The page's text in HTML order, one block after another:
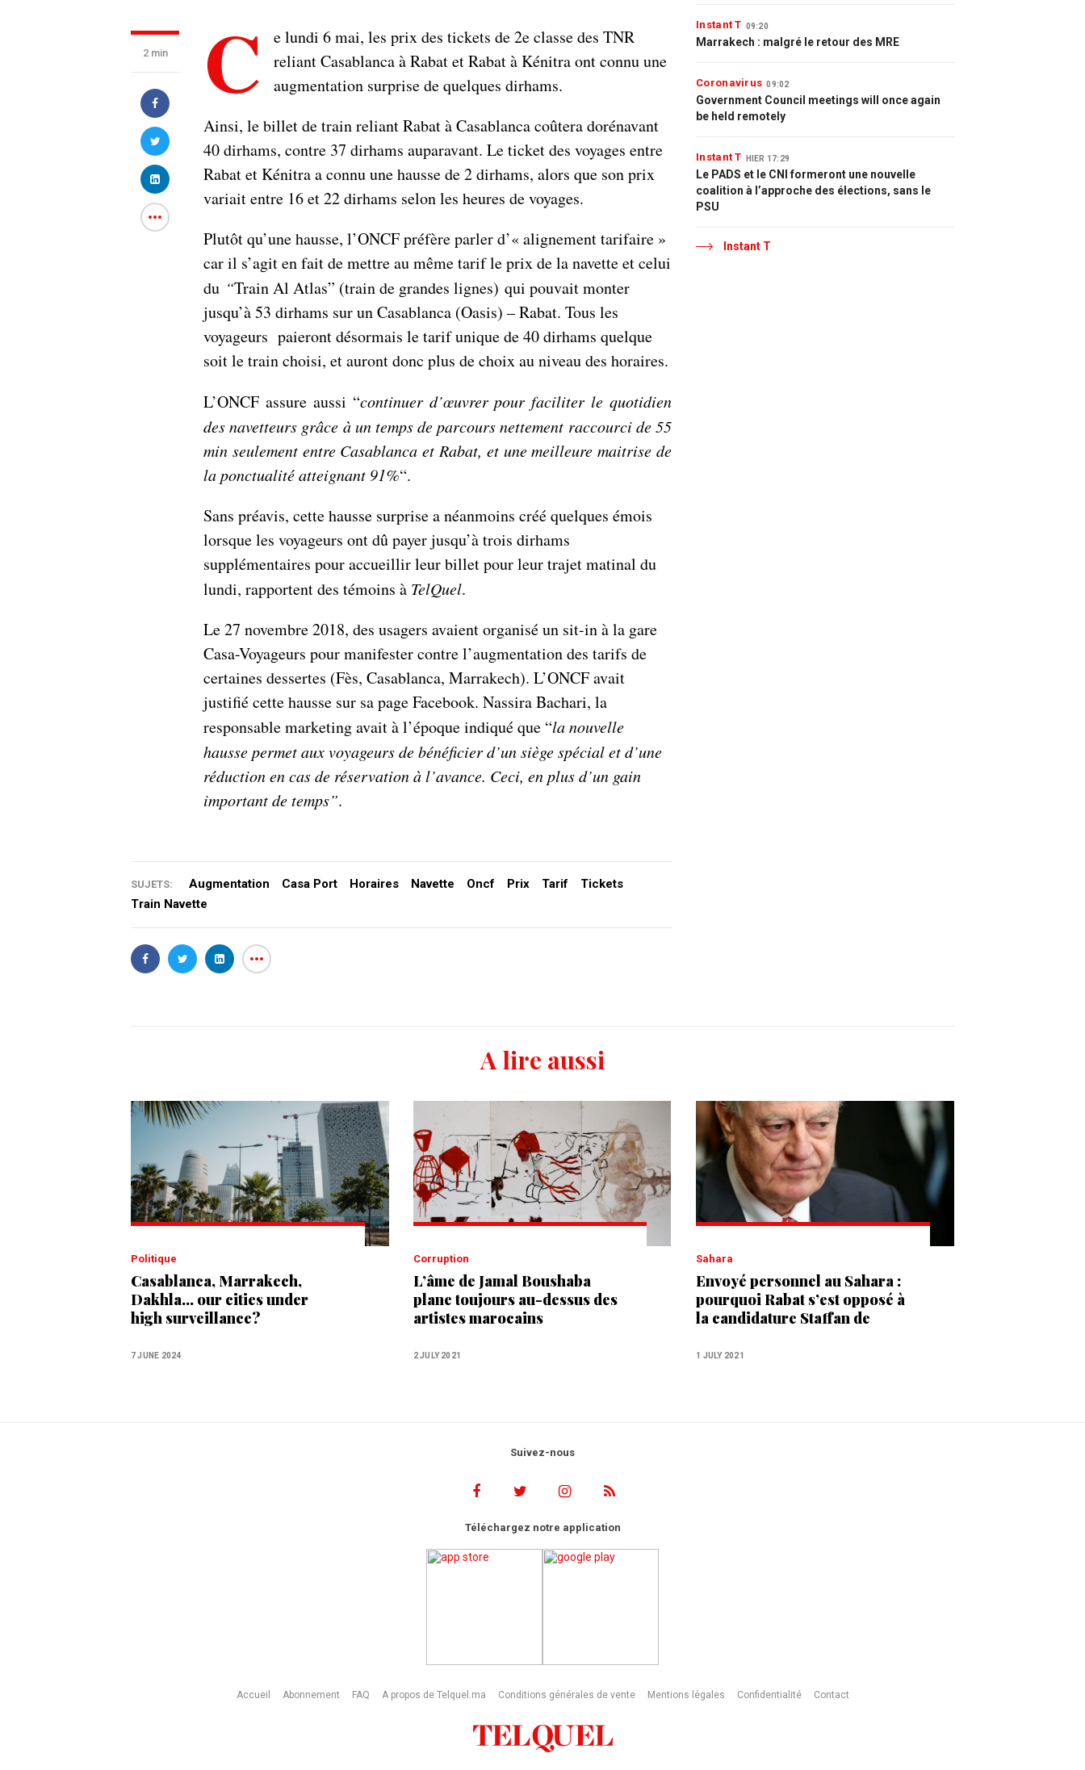
2 min C
e lundi 6 mai, les prix des tickets de 2e classe des TNR
reliant Casablanca à Rabat et Rabat à Kénitra ont connu une
augmentation surprise de quelques dirhams.
Ainsi, le billet de train reliant Rabat à Casablanca coûtera dorénavant
40 dirhams, contre 37 dirhams auparavant. Le ticket des voyages entre
Rabat et Kénitra a connu une hausse de 2 dirhams, alors que son prix
variait entre 16 et 22 dirhams selon les heures de voyages.
Plutôt qu’une hausse, l’ONCF préfère parler d’« alignement tarifaire »
car il s’agit en fait de mettre au même tarif le prix de la navette et celui
du “Train Al Atlas” (train de grandes lignes) qui pouvait monter
jusqu’à 53 dirhams sur un Casablanca (Oasis) – Rabat. Tous les
voyageurs paieront désormais le tarif unique de 40 dirhams quelque
soit le train choisi, et auront donc plus de choix au niveau des horaires.
L’ONCF assure aussi “continuer d’œuvrer pour faciliter le quotidien
des navetteurs grâce à un temps de parcours nettement raccourci de 55
min seulement entre Casablanca et Rabat, et une meilleure maitrise de
la ponctualité atteignant 91%“.
Sans préavis, cette hausse surprise a néanmoins créé quelques émois
lorsque les voyageurs ont dû payer jusqu’à trois dirhams
supplémentaires pour accueillir leur billet pour leur trajet matinal du
lundi, rapportent des témoins à TelQuel.
Le 27 novembre 2018, des usagers avaient organisé un sit-in à la gare
Casa-Voyageurs pour manifester contre l’augmentation des tarifs de
certaines dessertes (Fès, Casablanca, Marrakech). L’ONCF avait
justifié cette hausse sur sa page Facebook. Nassira Bachari, la
responsable marketing avait à l’époque indiqué que “la nouvelle
hausse permet aux voyageurs de bénéficier d’un siège spécial et d’une
réduction en cas de réservation à l’avance. Ceci, en plus d’un gain
important de temps”.
SUJETS: Augmentation Casa Port Horaires Navette Oncf Prix Tarif
Tickets
Train Navette
Instant T 09:20
Marrakech : malgré le retour des MRE
Coronavirus 09:02
Government Council meetings will once again
be held remotely
Instant T HIER 17:29
Le PADS et le CNI formeront une nouvelle
coalition à l’approche des élections, sans le
PSU
Instant T
A lire aussi
Politique
Casablanca, Marrakech,
Dakhla... our cities under
high surveillance?
7 JUNE 2024
Corruption
L’âme de Jamal Boushaba
plane toujours au-dessus des
artistes marocains
2 JULY 2021
Sahara
Envoyé personnel au Sahara :
pourquoi Rabat s’est opposé à
la candidature Staffan de
1 JULY 2021
Suivez-nous
Téléchargez notre application
Accueil Abonnement FAQ A propos de Telquel.ma Conditions générales de vente Mentions légales Confidentialité Contact